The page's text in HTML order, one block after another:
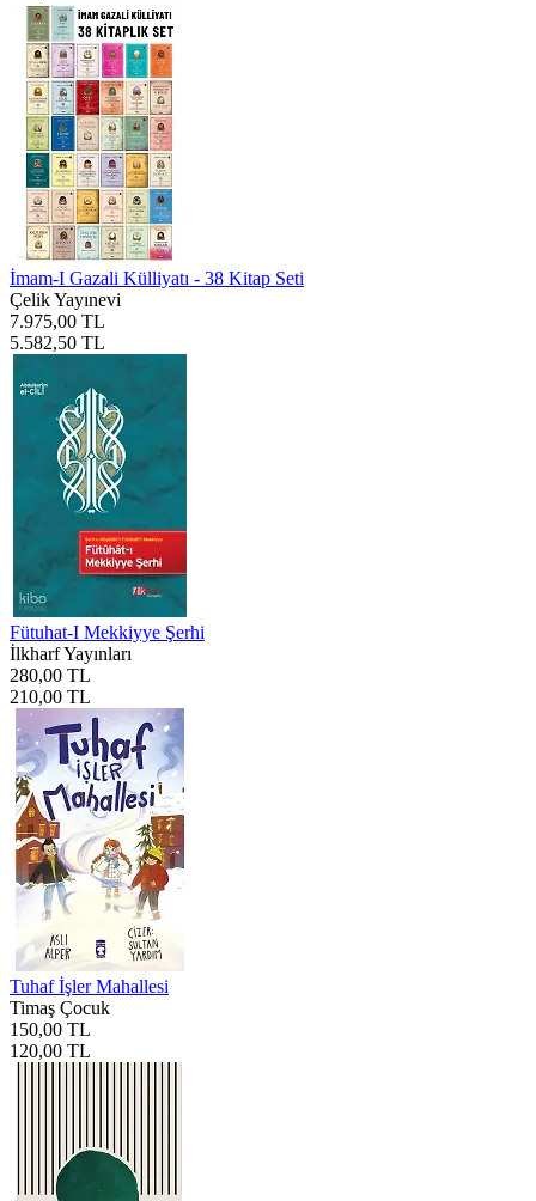
İmam-I Gazali Külliyatı - 38 Kitap Seti
Çelik Yayınevi
7.975,00 TL
5.582,50 TL
Fütuhat-I Mekkiyye Şerhi
İlkharf Yayınları
280,00 TL
210,00 TL
Tuhaf İşler Mahallesi
Timaş Çocuk
150,00 TL
120,00 TL